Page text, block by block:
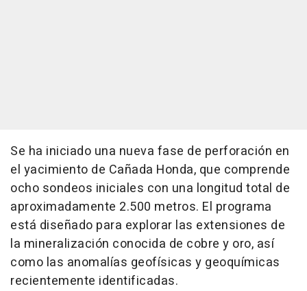
Se ha iniciado una nueva fase de perforación en
el yacimiento de Cañada Honda, que comprende
ocho sondeos iniciales con una longitud total de
aproximadamente 2.500 metros. El programa
está diseñado para explorar las extensiones de
la mineralización conocida de cobre y oro, así
como las anomalías geofísicas y geoquímicas
recientemente identificadas.